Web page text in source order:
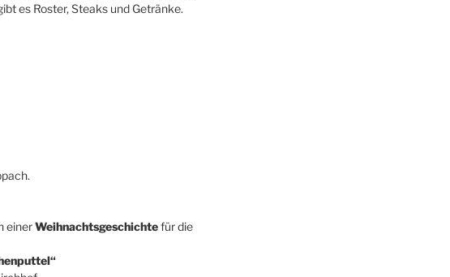
es Roster, Steaks und Getränke.
einerWeihnachtsgeschichtefür die